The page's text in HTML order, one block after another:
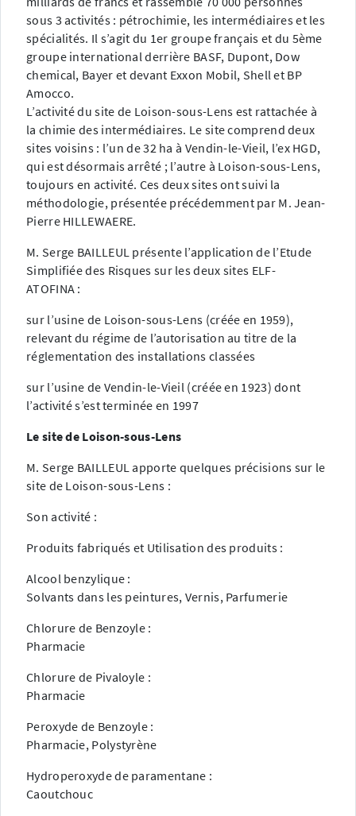
sous 3 activités : pétrochimie, les intermédiaires et les
spécialités. Il s’agit du 1er groupe français et du 5ème
groupe international derrière BASF, Dupont, Dow
chemical, Bayer et devant Exxon Mobil, Shell et BP
Amocco.
L’activité du site de Loison-sous-Lens est rattachée à
la chimie des intermédiaires. Le site comprend deux
sites voisins : l’un de 32 ha à Vendin-le-Vieil, l’ex HGD,
qui est désormais arrêté ; l’autre à Loison-sous-Lens,
toujours en activité. Ces deux sites ont suivi la
méthodologie, présentée précédemment par M. Jean-
Pierre HILLEWAERE.
M. Serge BAILLEUL présente l’application de l’Etude
Simplifiée des Risques sur les deux sites ELF-
ATOFINA :
sur l’usine de Loison-sous-Lens (créée en 1959),
relevant du régime de l’autorisation au titre de la
réglementation des installations classées
sur l’usine de Vendin-le-Vieil (créée en 1923) dont
l’activité s’est terminée en 1997
Le site de Loison-sous-Lens
M. Serge BAILLEUL apporte quelques précisions sur le
site de Loison-sous-Lens :
Son activité :
Produits fabriqués et Utilisation des produits :
Alcool benzylique :
Solvants dans les peintures, Vernis, Parfumerie
Chlorure de Benzoyle :
Pharmacie
Chlorure de Pivaloyle :
Pharmacie
Peroxyde de Benzoyle :
Pharmacie, Polystyrène
Hydroperoxyde de paramentane :
Caoutchouc